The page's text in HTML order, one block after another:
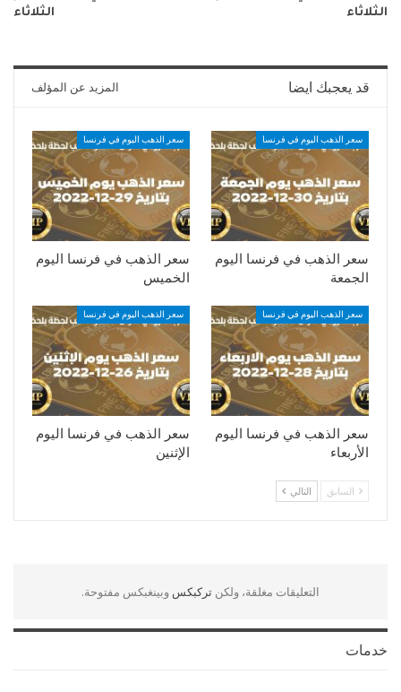
الثلاثاء
الثلاثاء
قد يعجبك ايضا المزيد عن المؤلف
سعر الذهب اليوم في فرنسا
سعر الذهب في فرنسا اليوم
الجمعة
سعر الذهب اليوم في فرنسا
سعر الذهب في فرنسا اليوم
الخميس
سعر الذهب اليوم في فرنسا
سعر الذهب في فرنسا اليوم
الأربعاء
سعر الذهب اليوم في فرنسا
سعر الذهب في فرنسا اليوم
الإثنين
السابق التالي
التعليقات مغلقة، ولكن تركبكس وبينغبكس مفتوحة.
خدمات